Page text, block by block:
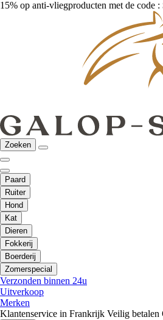
15% op anti-vliegproducten met de code :
Zoeken
Paard
Ruiter
Hond
Kat
Dieren
Fokkerij
Boerderij
Zomerspecial
Verzonden binnen 24u
Uitverkoop
Merken
Klantenservice in Frankrijk Veilig betalen